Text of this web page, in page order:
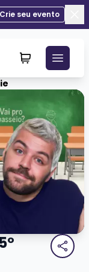
Crie seu evento